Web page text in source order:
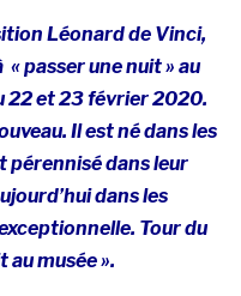
Léonard de Vinci,
passer une nuit » au
22 et 23 février 2020.
Il est né dans les
pérennisédans leur
dans les
Tour du
musée ».